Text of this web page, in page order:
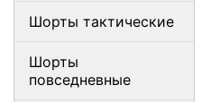
Шорты тактические
Шорты
повседневные